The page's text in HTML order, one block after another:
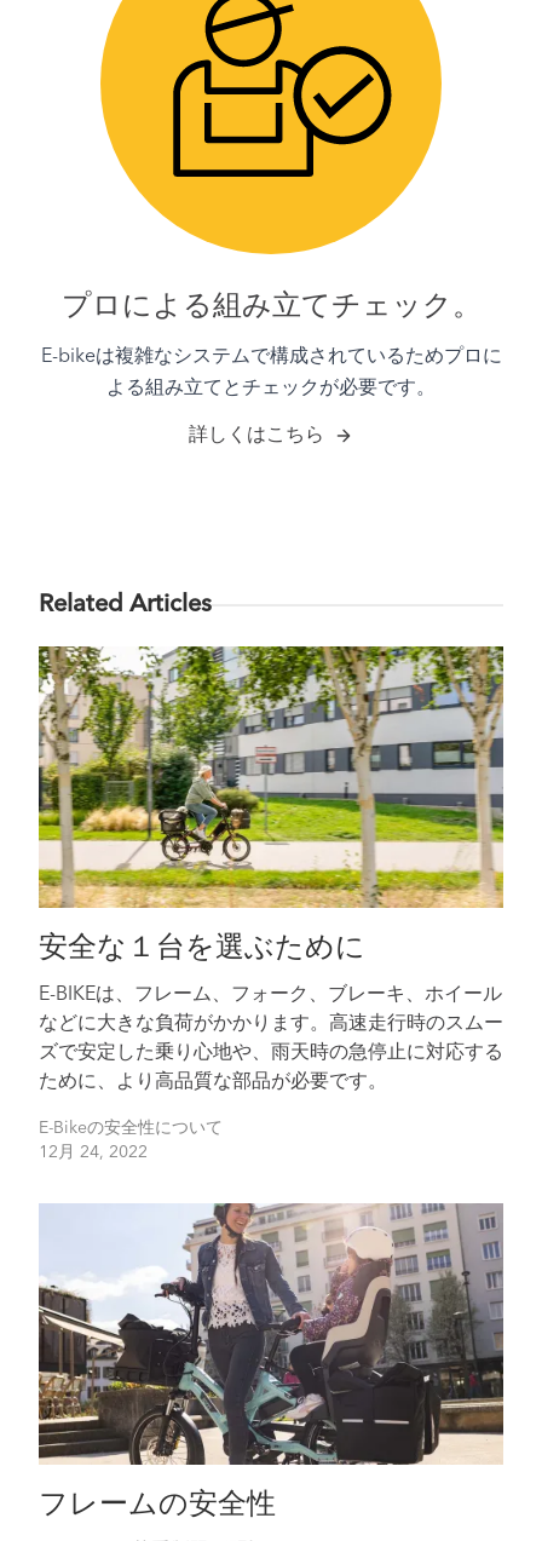
プロによる組み立てチェック。
E-bikeは複雑なシステムで構成されているためプロに
よる組み立てとチェックが必要です。
詳しくはこちら
Related Articles
安全な１台を選ぶために
E-BIKEは、フレーム、フォーク、ブレーキ、ホイール
などに大きな負荷がかかります。高速走行時のスムー
ズで安定した乗り心地や、雨天時の急停止に対応する
ために、より高品質な部品が必要です。
E-Bikeの安全性について
12月 24, 2022
フレームの安全性